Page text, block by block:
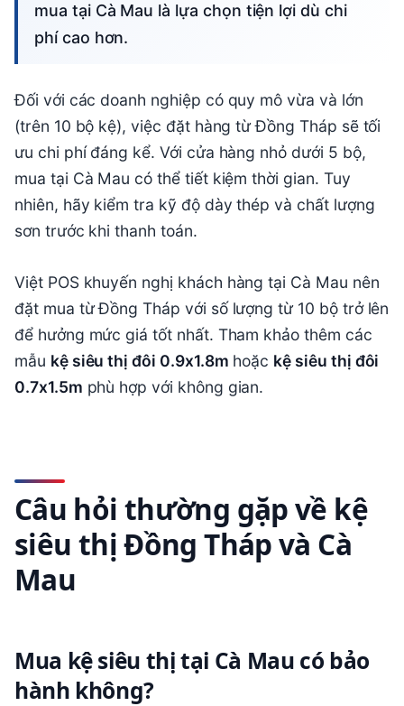
mua tại Cà Mau là lựa chọn tiện lợi dù chi
phí cao hơn.
Đối với các doanh nghiệp có quy mô vừa và lớn
(trên 10 bộ kệ), việc đặt hàng từ Đồng Tháp sẽ tối
ưu chi phí đáng kể. Với cửa hàng nhỏ dưới 5 bộ,
mua tại Cà Mau có thể tiết kiệm thời gian. Tuy
nhiên, hãy kiểm tra kỹ độ dày thép và chất lượng
sơn trước khi thanh toán.
Việt POS khuyến nghị khách hàng tại Cà Mau nên
đặt mua từ Đồng Tháp với số lượng từ 10 bộ trở lên
để hưởng mức giá tốt nhất. Tham khảo thêm các
mẫu kệ siêu thị đôi 0.9x1.8m hoặc kệ siêu thị đôi
0.7x1.5m phù hợp với không gian.
Câu hỏi thường gặp về kệ
siêu thị Đồng Tháp và Cà
Mau
Mua kệ siêu thị tại Cà Mau có bảo
hành không?